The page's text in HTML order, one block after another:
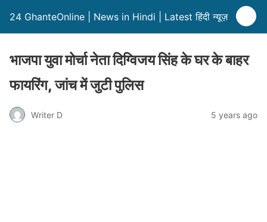
24 GhanteOnline | News in Hindi | Latest हिंदी न्यूज़
भाजपा युवा मोर्चा नेता दिग्विजय सिंह के घर के बाहर
फायरिंग, जांच में जुटी पुलिस
Writer D 5 years ago